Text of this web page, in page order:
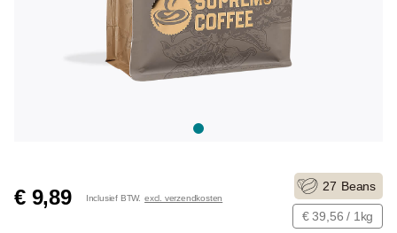
€ 9,89 Inclusief BTW. excl. verzendkosten
27 Beans
€ 39,56 / 1kg